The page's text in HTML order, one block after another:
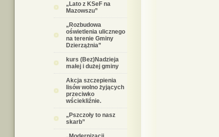
„Lato z KSeF na
Mazowszu”
„Rozbudowa
oświetlenia ulicznego
na terenie Gminy
Dzierzążnia”
kurs (Bez)Nadzieja
małej i dużej gminy
Akcja szczepienia
lisów wolno żyjących
przeciwko
wściekliźnie.
„Pszczoły to nasz
skarb”